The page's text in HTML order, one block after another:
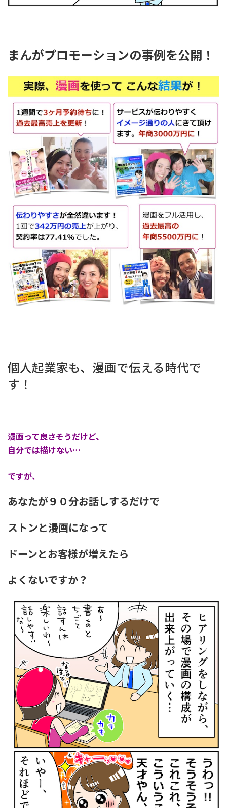
まんがプロモーションの事例を公開！
個人起業家も、漫画で伝える時代で
す！
漫画って良さそうだけど、
自分では描けない…
ですが、
あなたが９０分お話しするだけで
ストンと漫画になって
ドーンとお客様が増えたら
よくないですか？